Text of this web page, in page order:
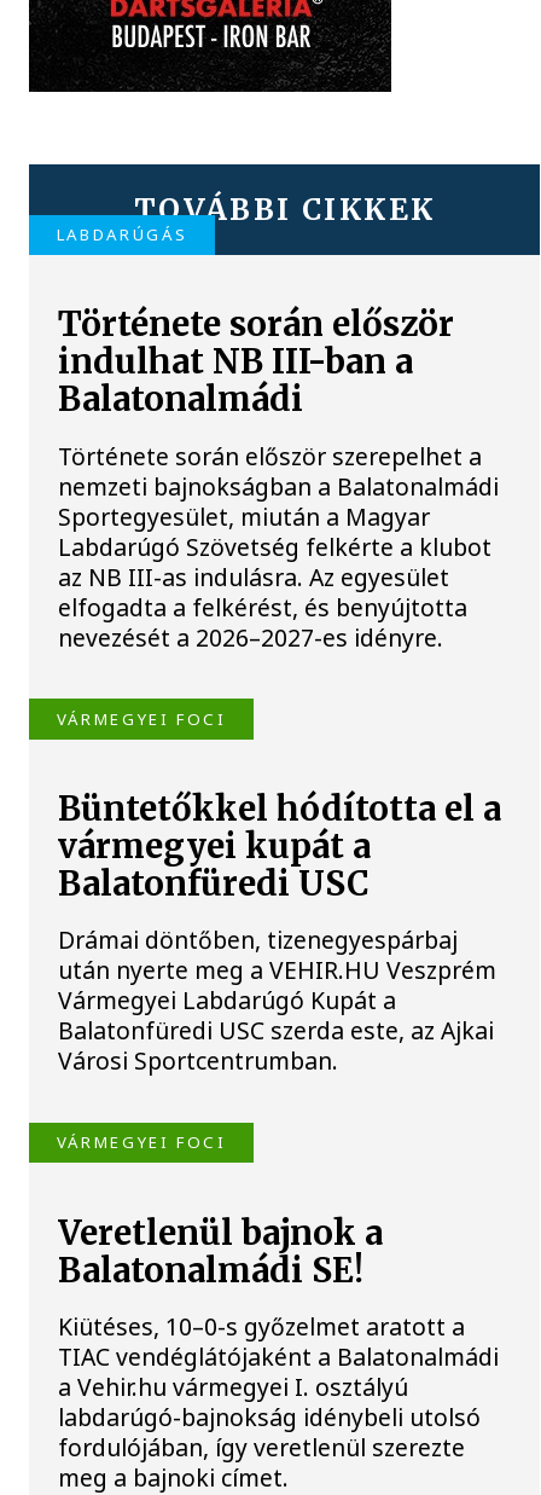
TOVÁBBI CIKKEK
LABDARÚGÁS
Története során először
indulhat NB III-ban a
Balatonalmádi
Története során először szerepelhet a
nemzeti bajnokságban a Balatonalmádi
Sportegyesület, miután a Magyar
Labdarúgó Szövetség felkérte a klubot
az NB III-as indulásra. Az egyesület
elfogadta a felkérést, és benyújtotta
nevezését a 2026–2027-es idényre.
VÁRMEGYEI FOCI
Büntetőkkel hódította el a
vármegyei kupát a
Balatonfüredi USC
Drámai döntőben, tizenegyespárbaj
után nyerte meg a VEHIR.HU Veszprém
Vármegyei Labdarúgó Kupát a
Balatonfüredi USC szerda este, az Ajkai
Városi Sportcentrumban.
VÁRMEGYEI FOCI
Veretlenül bajnok a
Balatonalmádi SE!
Kiütéses, 10–0-s győzelmet aratott a
TIAC vendéglátójaként a Balatonalmádi
a Vehir.hu vármegyei I. osztályú
labdarúgó-bajnokság idénybeli utolsó
fordulójában, így veretlenül szerezte
meg a bajnoki címet.